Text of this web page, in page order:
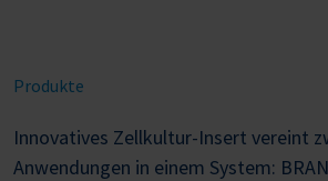
Produkte
Innovatives Zellkultur-Insert vereint
Anwendungen in einem System: